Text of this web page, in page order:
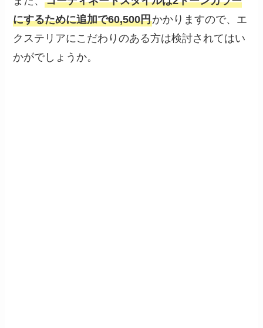
にするために追加で60,500円かかりますので、エ
クステリアにこだわりのある方は検討されてはい
かがでしょうか。